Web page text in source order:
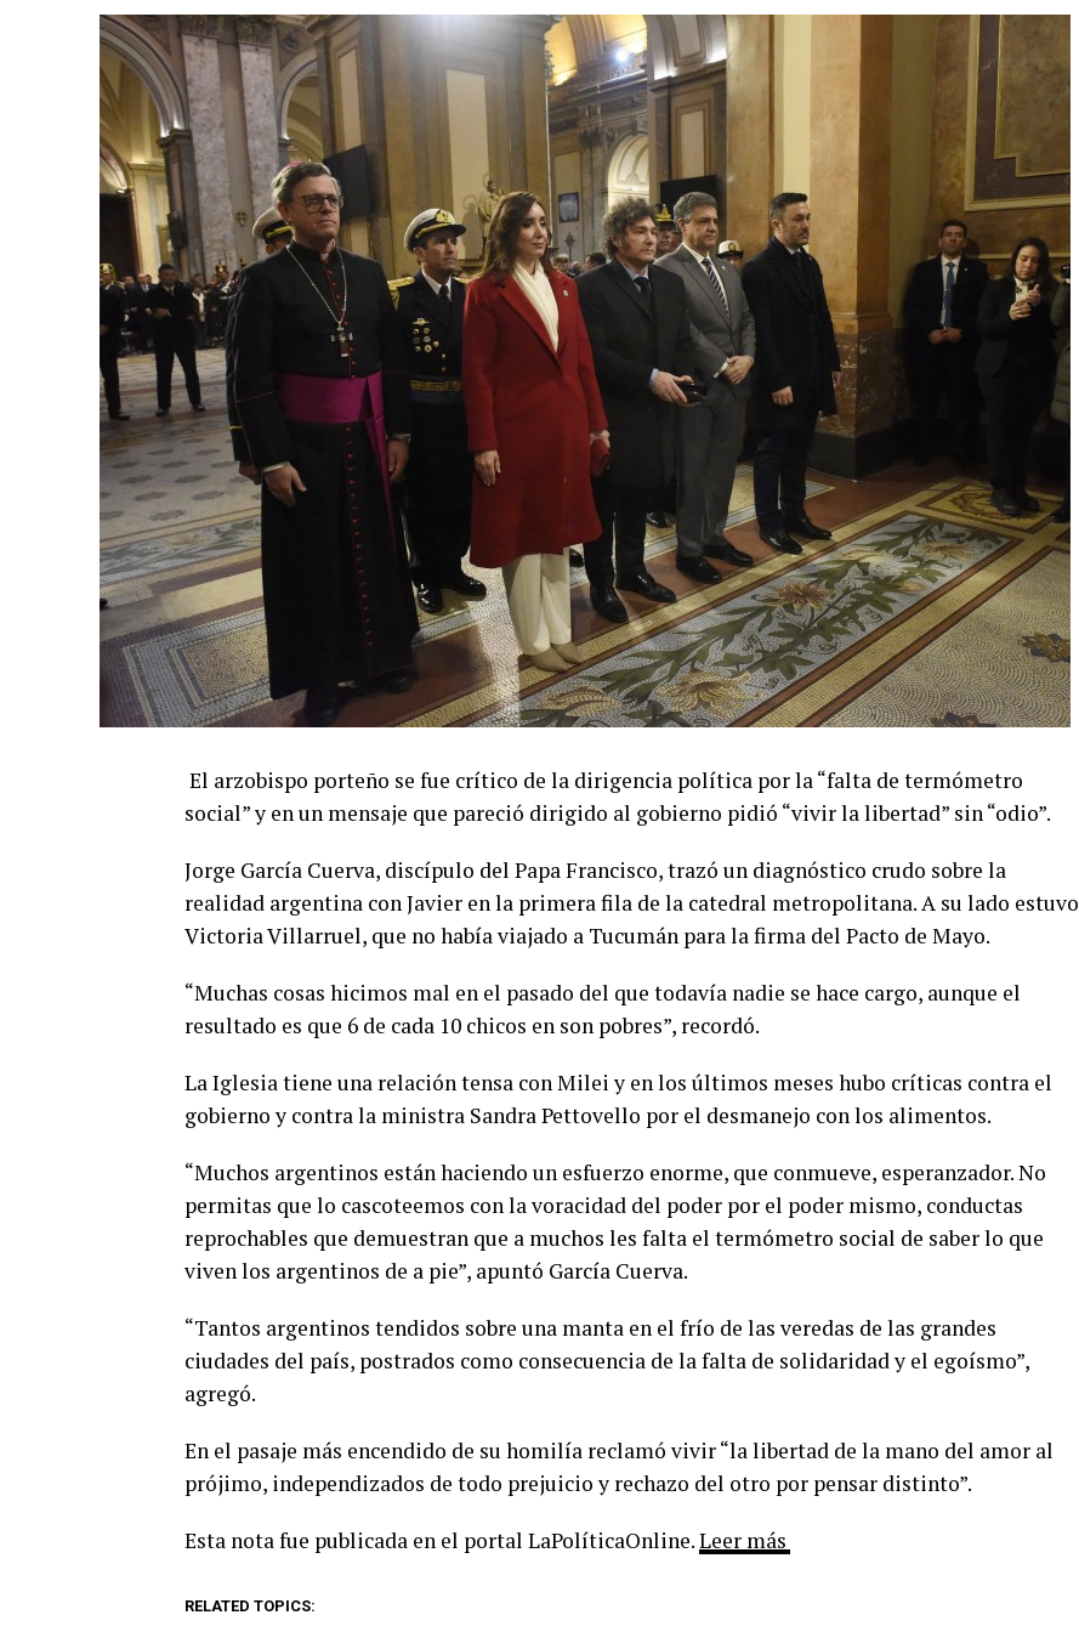
El arzobispo porteño se fue crítico de la dirigencia política por la “falta de termómetro
social” y en un mensaje que pareció dirigido al gobierno pidió “vivir la libertad” sin “odio”.
Jorge García Cuerva, discípulo del Papa Francisco, trazó un diagnóstico crudo sobre la
realidad argentina con Javier en la primera fila de la catedral metropolitana. A su lado estuvo
Victoria Villarruel, que no había viajado a Tucumán para la firma del Pacto de Mayo.
“Muchas cosas hicimos mal en el pasado del que todavía nadie se hace cargo, aunque el
resultado es que 6 de cada 10 chicos en son pobres”, recordó.
La Iglesia tiene una relación tensa con Milei y en los últimos meses hubo críticas contra el
gobierno y contra la ministra Sandra Pettovello por el desmanejo con los alimentos.
“Muchos argentinos están haciendo un esfuerzo enorme, que conmueve, esperanzador. No
permitas que lo cascoteemos con la voracidad del poder por el poder mismo, conductas
reprochables que demuestran que a muchos les falta el termómetro social de saber lo que
viven los argentinos de a pie”, apuntó García Cuerva.
“Tantos argentinos tendidos sobre una manta en el frío de las veredas de las grandes
ciudades del país, postrados como consecuencia de la falta de solidaridad y el egoísmo”,
agregó.
En el pasaje más encendido de su homilía reclamó vivir “la libertad de la mano del amor al
prójimo, independizados de todo prejuicio y rechazo del otro por pensar distinto”.
Esta nota fue publicada en el portal LaPolíticaOnline.Leer más
RELATED TOPICS: